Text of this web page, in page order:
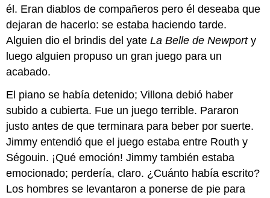
él. Eran diablos de compañeros pero él deseaba que
dejaran de hacerlo: se estaba haciendo tarde.
Alguien dio el brindis del yateLa Belle de Newporty
luego alguien propuso un gran juego para un
acabado.
El piano se había detenido; Villona debió haber
subido a cubierta. Fue un juego terrible. Pararon
justo antes de que terminara para beber por suerte.
Jimmy entendió que el juego estaba entre Routh y
Ségouin. ¡Qué emoción! Jimmy también estaba
emocionado; perdería, claro. ¿Cuánto había escrito?
Los hombres se levantaron a ponerse de pie para